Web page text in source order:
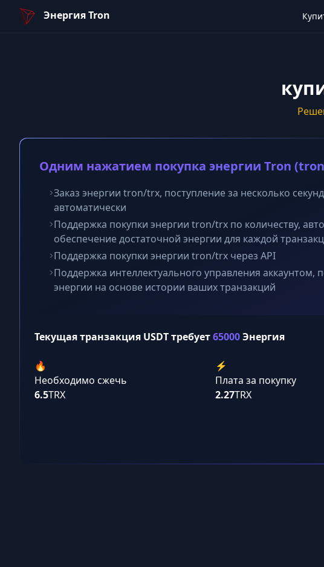
Энергия Tron
Энергия Tron
Одним нажатием покупка энергии Tron
Заказ энергии tron/trx, поступление за несколько секунд
автоматически
Поддержка покупки энергии tron/trx по количеству,
обеспечение достаточной энергии для каждой
Поддержка покупки энергии tron/trx через API
Поддержка интеллектуального управления аккаунтом,
энергии на основе истории ваших транзакций
Текущая транзакция USDT требует65000Энергия
🔥
Необходимо сжечь
6.5TRX
⚡️
Плата за покупку
2.27TRX